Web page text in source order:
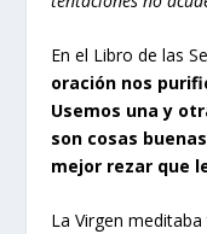
En el Libro de las
oración nos
Usemos una y
son cosas
mejor rezar que
La Virgen